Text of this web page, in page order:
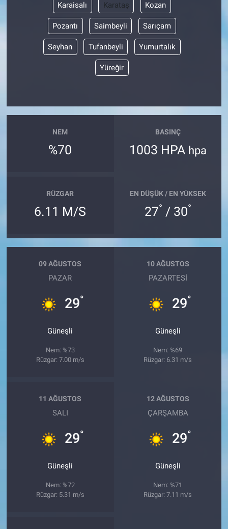
Karaisalı Karataş Kozan
Pozantı Saimbeyli Sarıçam
Seyhan Tufanbeyli Yumurtalık
Yüreğir
NEM
%70
BASINÇ
1003 HPA hpa
RÜZGAR
6.11 M/S
EN DÜŞÜK / EN YÜKSEK
27° / 30°
09 AĞUSTOS
PAZAR
29°
Güneşli
Nem: %73
Rüzgar: 7.00 m/s
10 AĞUSTOS
PAZARTESI
29°
Güneşli
Nem: %69
Rüzgar: 6.31 m/s
11 AĞUSTOS
SALI
29°
Güneşli
Nem: %72
Rüzgar: 5.31 m/s
12 AĞUSTOS
ÇARŞAMBA
29°
Güneşli
Nem: %71
Rüzgar: 7.11 m/s